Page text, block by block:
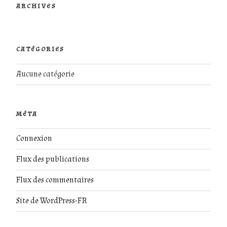
ARCHIVES
CATÉGORIES
Aucune catégorie
MÉTA
Connexion
Flux des publications
Flux des commentaires
Site de WordPress-FR